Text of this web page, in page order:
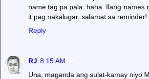
name tag pa pala. haha. Ilang names
it pag nakalugar. salamat sa reminder!
Reply
RJ 8:15 AM
Una, maganda ang sulat-kamay niyo